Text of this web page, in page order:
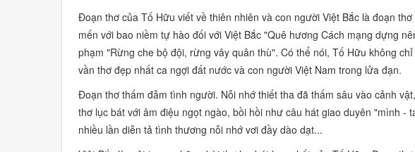
Đoạn thơ của Tố Hữu viết về thiên nhiên và con người Việt Bắc là đoạn
mến với bao niềm tự hào đối với Việt Bắc"Quê hương Cách mạng dựng
phạm"Rừng che bộ đội, rừng vây quân thù". Có thể nói, Tố Hữu không
vần thơ đẹp nhất ca ngợi đất nước và con người Việt Nam trong lửa đạn.
Đoạn thơ thấm đẫm tình người. Nỗi nhớ thiết tha đã thấm sâu vào cảnh
thơ lục bát với âm điệu ngọt ngào, bồi hồi như câu hát giao duyên"mình -
nhiều lần diễn tả tình thương nỗi nhớ vơi đầy dào dạt...